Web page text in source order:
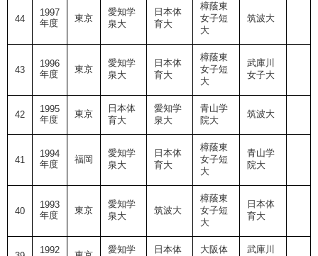
44
1997
年度
東京
愛知学
泉大
日本体
育大
樟蔭東
女子短
大
筑波大
43
1996
年度
東京
愛知学
泉大
日本体
育大
樟蔭東
女子短
大
武庫川
女子大
42
1995
年度
東京
日本体
育大
愛知学
泉大
青山学
院大
筑波大
41
1994
年度
福岡
愛知学
泉大
日本体
育大
樟蔭東
女子短
大
青山学
院大
40
1993
年度
東京
愛知学
泉大
筑波大
樟蔭東
女子短
大
日本体
育大
1992
愛知学 日本体 大阪体 武庫川